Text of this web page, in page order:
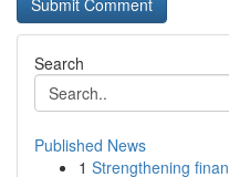
Search
Published News
1 Strengthening